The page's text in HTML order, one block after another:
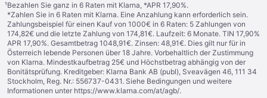
¹Bezahlen Sie ganz in 6 Raten mit Klarna, *APR 17,90%.
*Zahlen Sie in 6 Raten mit Klarna. Eine Anzahlung kann erforderlich sein.
Zahlungsbeispiel für einen Kauf von 1000€ in 6 Raten: 5 Zahlungen von
174,82€ und die letzte Zahlung von 174,81€. Laufzeit: 6 Monate. TIN 17,90%
APR 17,90%. Gesamtbetrag 1048,91€. Zinsen: 48,91€. Dies gilt nur für in
Österreich lebende Personen über 18 Jahre. Vorbehaltlich der Zustimmung
von Klarna. Mindestkaufbetrag 25€ und Höchstbetrag abhängig von der
Bonitätsprüfung. Kreditgeber: Klarna Bank AB (publ), Sveavägen 46, 111 34
Stockholm, Reg. Nr.: 556737-0431. Siehe Bedingungen und weitere
Informationen unter https://www.klarna.com/at/agb/.